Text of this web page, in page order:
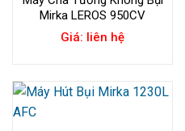
Mirka LEROS 950CV
Giá: liên hệ